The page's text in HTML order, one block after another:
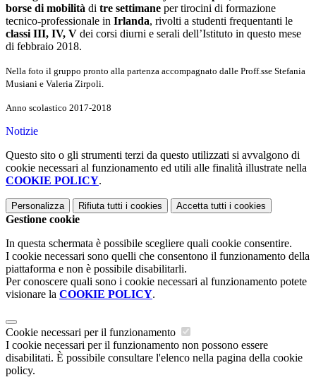
borse di mobilità di tre settimane per tirocini di formazione
tecnico-professionale in Irlanda, rivolti a studenti frequentanti le
classi III, IV, V dei corsi diurni e serali dell’Istituto in questo mese
di febbraio 2018.
Nella foto il gruppo pronto alla partenza accompagnato dalle Proff.sse Stefania
Musiani e Valeria Zirpoli.
Anno scolastico 2017-2018
Notizie
Questo sito o gli strumenti terzi da questo utilizzati si avvalgono di
cookie necessari al funzionamento ed utili alle finalità illustrate nella
COOKIE POLICY.
Personalizza Rifiuta tutti i cookies Accetta tutti i cookies
Gestione cookie
In questa schermata è possibile scegliere quali cookie consentire.
I cookie necessari sono quelli che consentono il funzionamento della
piattaforma e non è possibile disabilitarli.
Per conoscere quali sono i cookie necessari al funzionamento potete
visionare la COOKIE POLICY.
Cookie necessari per il funzionamento
I cookie necessari per il funzionamento non possono essere
disabilitati. È possibile consultare l'elenco nella pagina della cookie
policy.